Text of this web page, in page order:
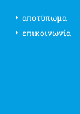
αποτύπωμα
επικοινωνία